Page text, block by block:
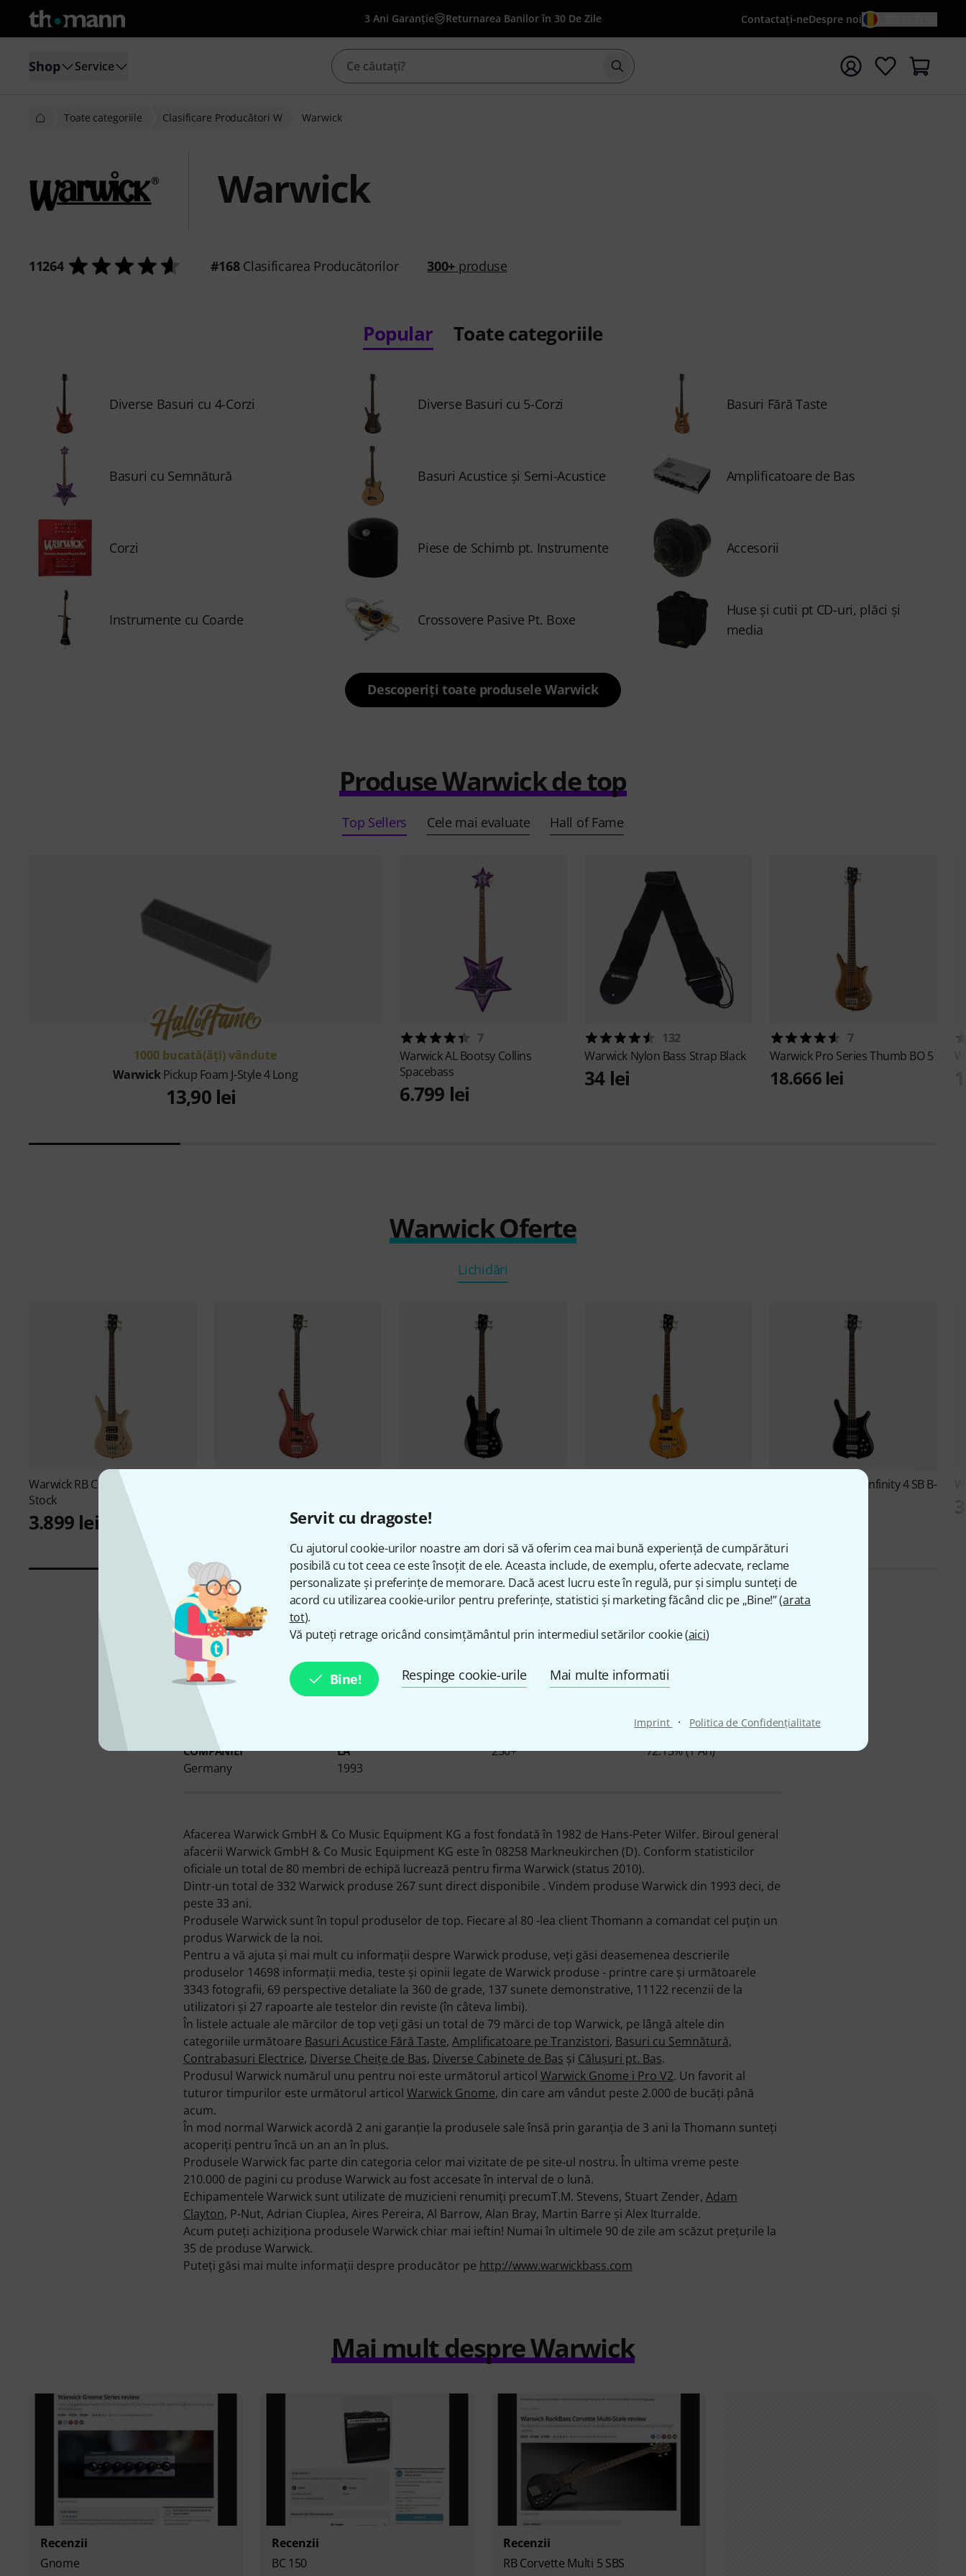
Servit cu dragoste!
Cu ajutorul cookie-urilor noastre am dori să vă oferim cea mai bună experiență de cumpărături
posibilă cu tot ceea ce este însoțit de ele. Aceasta include, de exemplu, oferte adecvate, reclame
personalizate și preferințe de memorare. Dacă acest lucru este în regulă, pur și simplu sunteți de
acord cu utilizarea cookie-urilor pentru preferințe, statistici și marketing făcând clic pe „Bine!” (arata
tot).
Vă puteți retrage oricând consimțământul prin intermediul setărilor cookie (aici)
Bine! Respinge cookie-urile Mai multe informatii
Imprint · Politica de Confidenţialitate
3 Ani Garanție Returnarea Banilor în 30 De Zile Contactaţi-neDespre noi
Shop Service Începeți căutarea cu termenul de căutare {searchTerm}
Toate categoriile Clasificare Producători W Warwick
Warwick
11264 #168Clasificarea Producătorilor 300+ produse
Popular Toate categoriile
Diverse Basuri cu 4-Corzi Diverse Basuri cu 5-Corzi Basuri Fără Taste
Basuri cu Semnătură Basuri Acustice şi Semi-Acustice Amplificatoare de Bas
Corzi Piese de Schimb pt. Instrumente Accesorii
Instrumente cu Coarde Crossovere Pasive Pt. Boxe
Huse și cutii pt CD-uri, plăci și
media
Descoperiți toate produsele Warwick
Produse Warwick de top
Top Sellers Cele mai evaluate Hall of Fame
1000 bucată(ăţi) vândute
WarwickPickup Foam J-Style 4 Long
13,90 lei
7
WarwickAL Bootsy Collins
Spacebass
6.799 lei
132
Warwick Nylon Bass Strap Black
34 lei
7
WarwickPro Series Thumb BO 5
18.666 lei
Warwick Oferte
Lichidări
WarwickRB Corvette $$ 4 N TS B-
Stock
3.899 lei 3.799 lei
RockBass Infinity 4 SB B-
Despre Warwick
SEDIUL CENTRAL AL
COMPANIEI
Germany
LA
1993
250+
Ø DISPONIBILITATE
72.15% (1 An)
Afacerea Warwick GmbH & Co Music Equipment KG a fost fondată în 1982 de Hans-Peter Wilfer. Biroul general
afacerii Warwick GmbH & Co Music Equipment KG este în 08258 Markneukirchen (D). Conform statisticilor
oficiale un total de 80 membri de echipă lucrează pentru firma Warwick (status 2010).
Dintr-un total de 332 Warwick produse 267 sunt direct disponibile . Vindem produse Warwick din 1993 deci, de
peste 33 ani.
Produsele Warwick sunt în topul produselor de top. Fiecare al 80 -lea client Thomann a comandat cel puţin un
produs Warwick de la noi.
Pentru a vă ajuta şi mai mult cu informaţii despre Warwick produse, veţi găsi deasemenea descrierile
produselor 14698 informaţii media, teste şi opinii legate de Warwick produse - printre care şi următoarele
3343 fotografii, 69 perspective detaliate la 360 de grade, 137 sunete demonstrative, 11122 recenzii de la
utilizatori şi 27 rapoarte ale testelor din reviste (în câteva limbi).
În listele actuale ale mărcilor de top veţi găsi un total de 79 mărci de top Warwick, pe lângă altele din
categoriile următoare Basuri Acustice Fără Taste, Amplificatoare pe Tranzistori, Basuri cu Semnătură,
Contrabasuri Electrice, Diverse Cheiţe de Bas, Diverse Cabinete de Bas şi Căluşuri pt. Bas.
Produsul Warwick numărul unu pentru noi este următorul articol Warwick Gnome i Pro V2. Un favorit al
tuturor timpurilor este următorul articol Warwick Gnome, din care am vândut peste 2.000 de bucăţi până
acum.
În mod normal Warwick acordă 2 ani garanţie la produsele sale însă prin garanţia de 3 ani la Thomann sunteţi
acoperiţi pentru încă un an an în plus.
Produsele Warwick fac parte din categoria celor mai vizitate de pe site-ul nostru. În ultima vreme peste
210.000 de pagini cu produse Warwick au fost accesate în interval de o lună.
Echipamentele Warwick sunt utilizate de muzicieni renumiţi precumT.M. Stevens, Stuart Zender, Adam
Clayton, P-Nut, Adrian Ciuplea, Aires Pereira, Al Barrow, Alan Bray, Martin Barre şi Alex Iturralde.
Acum puteţi achiziţiona produsele Warwick chiar mai ieftin! Numai în ultimele 90 de zile am scăzut preţurile la
35 de produse Warwick.
Puteți găsi mai multe informații despre producător pe http://www.warwickbass.com
Mai mult despre Warwick
Recenzii
Gnome
Recenzii
BC 150
Recenzii
RB Corvette Multi 5 SBS